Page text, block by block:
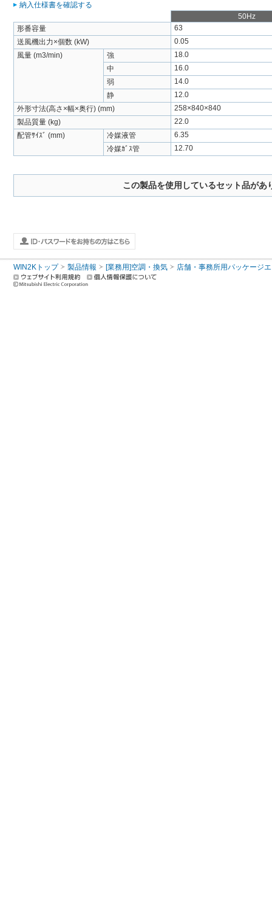
納入仕様書を確認する
50Hz
形番容量
63
送風機出力×個数 (kW)
0.05
風量 (m3/min)
強
18.0
中
16.0
弱
14.0
静
12.0
外形寸法(高さ×幅×奥行) (mm)
258×840×840
製品質量 (kg)
22.0
配管ｻｲｽﾞ (mm)
冷媒液管
6.35
冷媒ｶﾞｽ管
12.70
この製品を使用しているセット品があ
WIN2Kトップ 製品情報 [業務用]空調・換気 店舗・事務所用パッケージ